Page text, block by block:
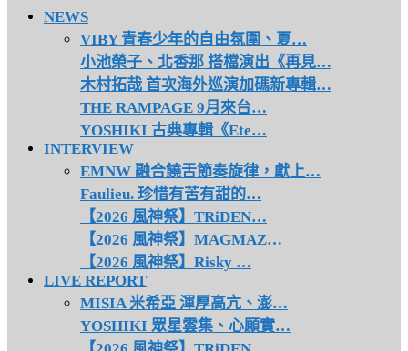
NEWS
VIBY 青春少年的自由氛圍、夏…
小池榮子、北香那 搭檔演出《再見…
木村拓哉 首次海外巡演加碼新專輯…
THE RAMPAGE 9月來台…
YOSHIKI 古典專輯《Ete…
INTERVIEW
EMNW 融合饒舌節奏旋律，獻上…
Faulieu. 珍惜有苦有甜的…
【2026 風神祭】TRiDEN…
【2026 風神祭】MAGMAZ…
【2026 風神祭】Risky …
LIVE REPORT
MISIA 米希亞 渾厚高亢、澎…
YOSHIKI 眾星雲集、心願實…